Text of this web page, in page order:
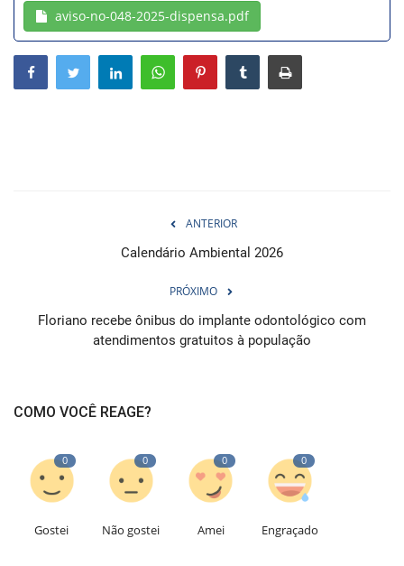
Vídeos
Webmail
aviso-no-048-2025-dispensa.pdf
ANTERIOR
Calendário Ambiental 2026
PRÓXIMO
Floriano recebe ônibus do implante odontológico com
atendimentos gratuitos à população
COMO VOCÊ REAGE?
0
Gostei
0
Não gostei
0
Amei
0
Engraçado